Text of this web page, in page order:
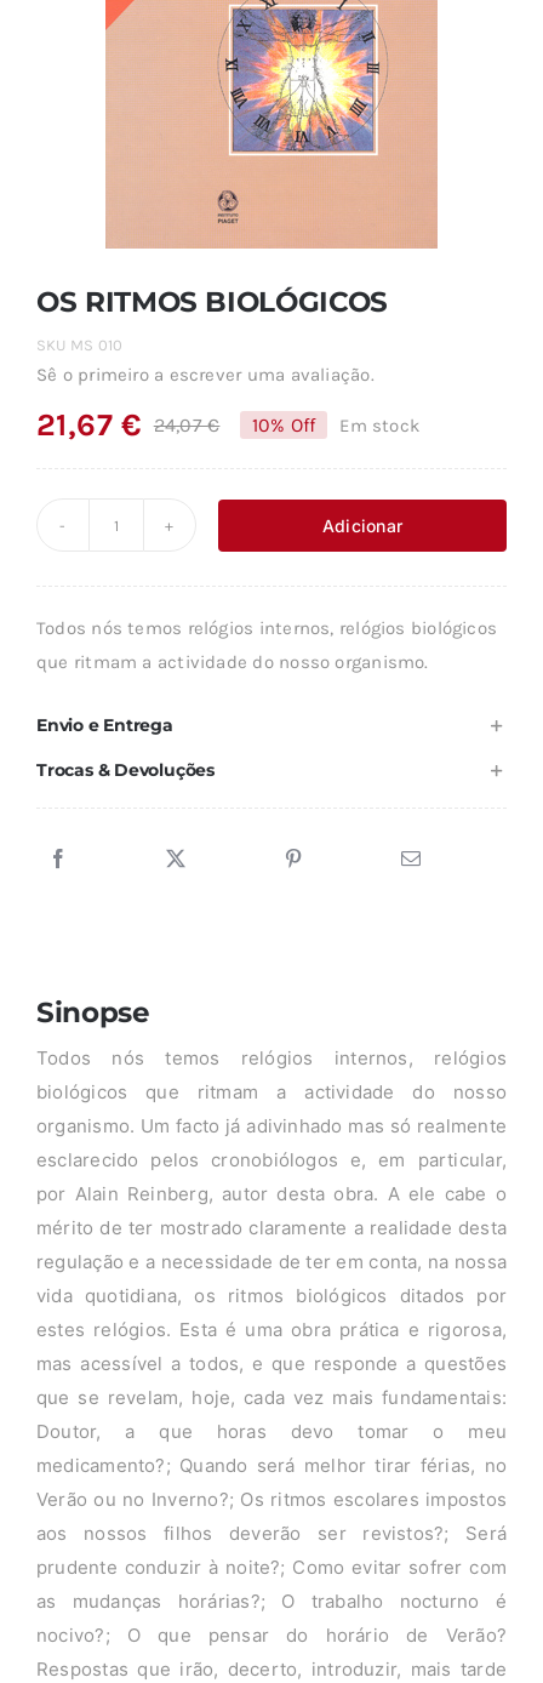
OS RITMOS BIOLÓGICOS
SKU MS 010
Sê o primeiro a escrever uma avaliação.
24,07€O
original
era:
21,67€
O
é:
10% Off Em stock
Adicionar
Todos nós temos relógios internos, relógios biológicos
que ritmam a actividade do nosso organismo.
Envio e Entrega
Trocas & Devoluções
Sinopse
Todos nós temos relógios internos, relógios
biológicos que ritmam a actividade do nosso
organismo. Um facto já adivinhado mas só realmente
esclarecido pelos cronobiólogos e, em particular,
por Alain Reinberg, autor desta obra. A ele cabe o
mérito de ter mostrado claramente a realidade desta
regulação e a necessidade de ter em conta, na nossa
vida quotidiana, os ritmos biológicos ditados por
estes relógios. Esta é uma obra prática e rigorosa,
mas acessível a todos, e que responde a questões
que se revelam, hoje, cada vez mais fundamentais:
Doutor, a que horas devo tomar o meu
medicamento?; Quando será melhor tirar férias, no
Verão ou no Inverno?; Os ritmos escolares impostos
aos nossos filhos deverão ser revistos?; Será
prudente conduzir à noite?; Como evitar sofrer com
as mudanças horárias?; O trabalho nocturno é
nocivo?; O que pensar do horário de Verão?
Respostas que irão, decerto, introduzir, mais tarde